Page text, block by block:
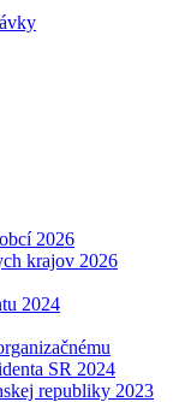
2026
krajov 2026
2024
SR 2024
republiky 2023